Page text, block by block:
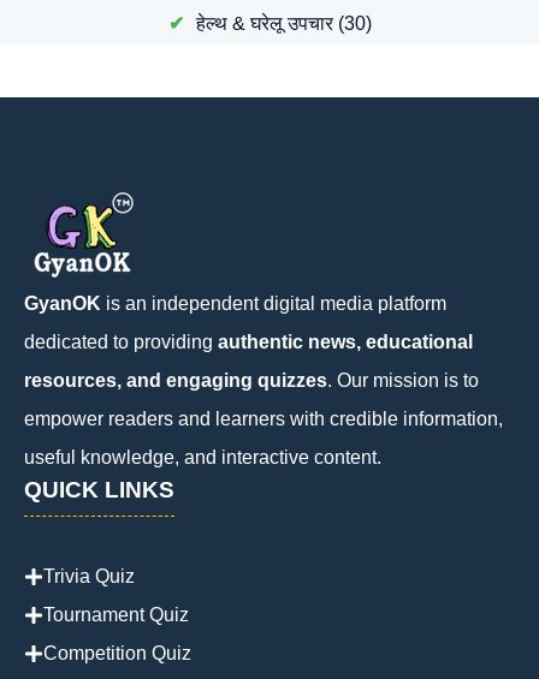
हेल्थ & घरेलू उपचार(30)
GyanOK is an independent digital media platform
dedicated to providing authentic news, educational
resources, and engaging quizzes. Our mission is to
empower readers and learners with credible information,
useful knowledge, and interactive content.
QUICK LINKS
Trivia Quiz
Tournament Quiz
Competition Quiz